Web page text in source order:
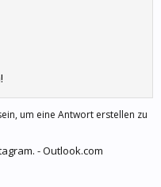
um eine Antwort erstellen zu
- Outlook.com